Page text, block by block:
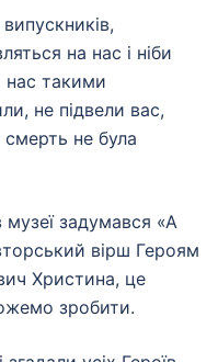
на нас і ніби
нас такими
не підвели вас,
не була
музеї задумався «А
вірш Героям
Христина, це
зробити.